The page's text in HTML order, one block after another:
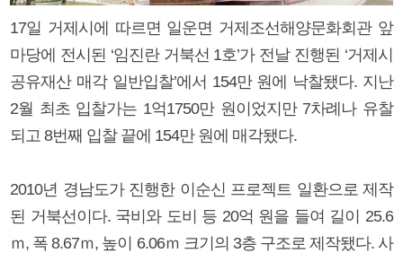
17일 거제시에 따르면 일운면 거제조선해양문화회관 앞
마당에 전시된 ‘임진란 거북선 1호’가 전날 진행된 ‘거제시
공유재산 매각 일반입찰’에서 154만 원에 낙찰됐다. 지난
2월 최초 입찰가는 1억1750만 원이었지만 7차례나 유찰
되고 8번째 입찰 끝에 154만 원에 매각됐다.
2010년 경남도가 진행한 이순신 프로젝트 일환으로 제작
된 거북선이다. 국비와 도비 등 20억 원을 들여 길이 25.6
ｍ, 폭 8.67ｍ, 높이 6.06ｍ 크기의 3층 구조로 제작됐다. 사